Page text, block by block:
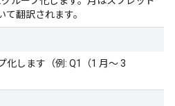
翻訳されます。
化します（例: Q1（1 月～ 3